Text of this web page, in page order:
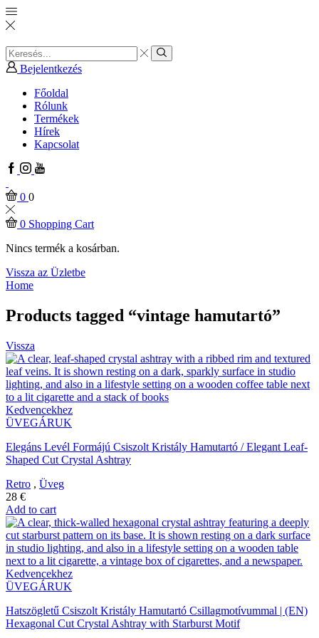
Search
input
Search
Bejelentkezés
Főoldal
Rólunk
Termékek
Hírek
Kapcsolat
Facebook
Instagram
Youtube
0 0
0 Shopping Cart
Nincs termék a kosárban.
Vissza az Üzletbe
Home
Products tagged “vintage hamutartó”
Vissza
Kedvencekhez
ÜVEGÁRUK
Elegáns Levél Formájú Csiszolt Kristály Hamutartó / Elegant Leaf-
Shaped Cut Crystal Ashtray
Retro , Üveg
28 €
Add to cart
Kedvencekhez
ÜVEGÁRUK
Hatszögletű Csiszolt Kristály Hamutartó Csillagmotívummal | (EN)
Hexagonal Cut Crystal Ashtray with Starburst Motif